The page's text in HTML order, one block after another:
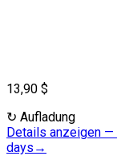
13,90 $
↻ Aufladung
Details anzeigen —
days →